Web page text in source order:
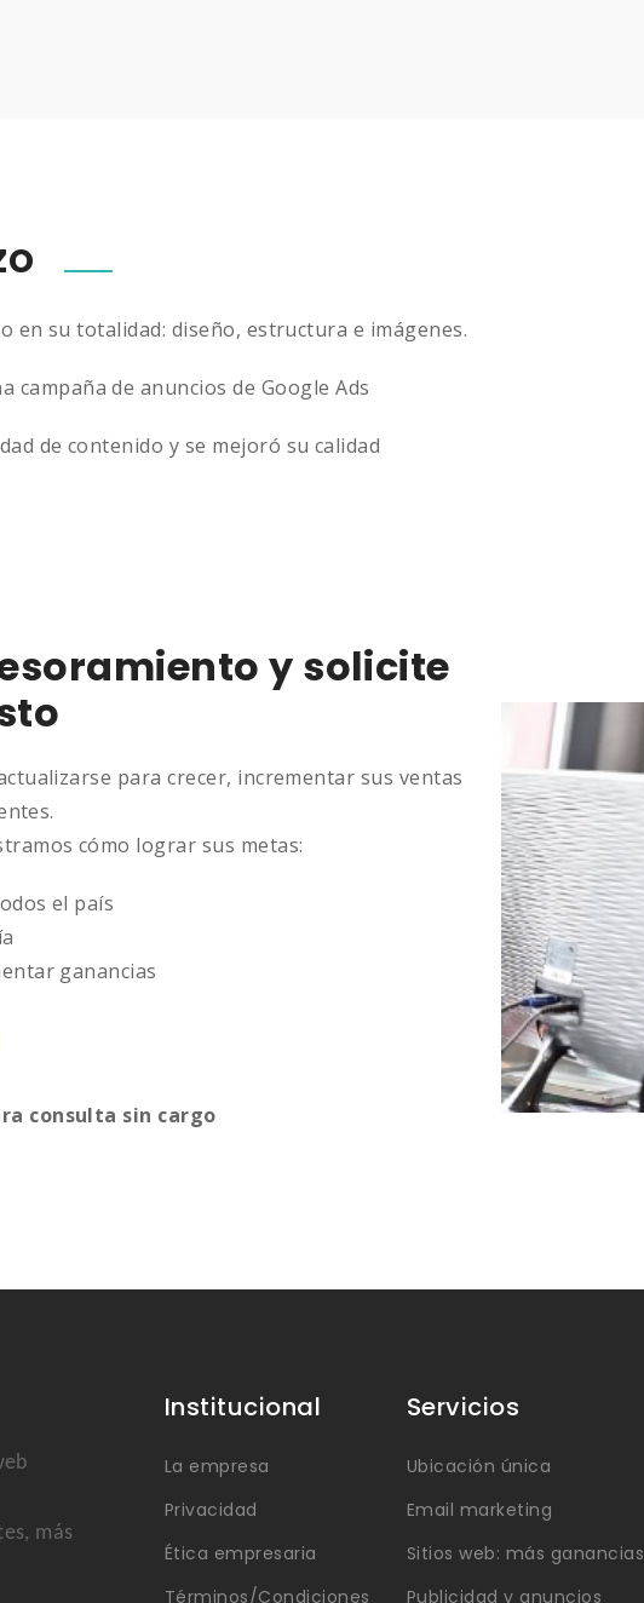
en su totalidad: diseño, estructura e imágenes.
campaña de anuncios de Google Ads
de contenido y se mejoró su calidad
y solicite
para crecer, incrementar sus ventas
cómo lograr sus metas:
el país
ganancias
consulta sin cargo
más
Institucional
La empresa
Privacidad
Ética empresaria
Términos/Condiciones
Servicios
Ubicación única
Email marketing
Sitios web: más ganancias
Publicidad y anuncios